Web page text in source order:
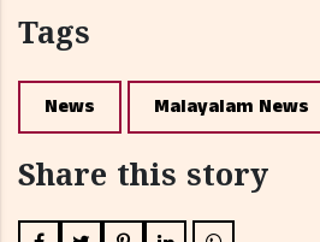
Tags
News Malayalam News
Share this story